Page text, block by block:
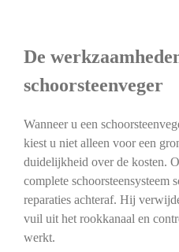
De
schoorsteenveger
Wanneer u een
kiest u niet alleen voor een
duidelijkheid over de kosten.
complete schoorsteensysteem
reparaties achteraf. Hij
vuil uit het rookkanaal en
werkt.